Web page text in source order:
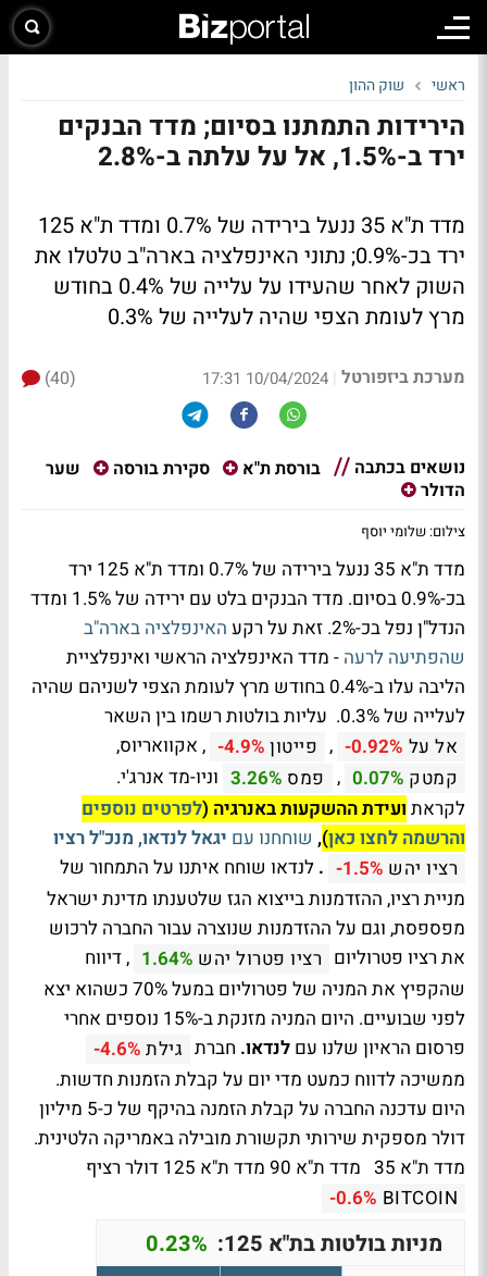
ראשי שוק ההון
הירידות התמתנו בסיום; מדד הבנקים
ירד ב-1.5%, אל על עלתה ב-2.8%
מדד ת"א 35 ננעל בירידה של 0.7% ומדד ת"א 125
ירד בכ-0.9%; נתוני האינפלציה בארה"ב טלטלו את
השוק לאחר שהעידו על עלייה של 0.4% בחודש
מרץ לעומת הצפי שהיה לעלייה של 0.3%
מערכת ביזפורטל |
10/04/2024 17:31
(40)
נושאים בכתבה בורסת ת"א סקירת בורסה
שער
הדולר
צילום: שלומי יוסף
מדד ת"א 35 ננעל בירידה של 0.7% ומדד ת"א 125 ירד
בכ-0.9% בסיום. מדד הבנקים בלט עם ירידה של 1.5% ומדד
הנדל"ן נפל בכ-2%. זאת על רקע
האינפלציה בארה"ב
שהפתיעה לרעה - מדד האינפלציה הראשי ואינפלציית
הליבה עלו ב-0.4% בחודש מרץ לעומת הצפי לשניהם שהיה
לעלייה של 0.3%. עליות בולטות רשמו בין השאר
אל על -0.92%
, פייטון -4.9% , אקוואריוס,
קמטק 0.07%
, פמס 3.26% וניו-מד אנרג'י.
לקראת ועידת ההשקעות באנרגיה (לפרטים נוספים
והרשמה לחצו כאן)
, שוחחנו עם יגאל לנדאו, מנכ"ל רציו
רציו יהש -1.5%
. לנדאו שוחח איתנו על התמחור של
מניית רציו, ההזדמנות בייצוא הגז שלטענתו מדינת ישראל
מפספסת, וגם על ההזדמנות שנוצרה עבור החברה לרכוש
את רציו פטרוליום רציו פטרול יהש 1.64% , דיווח
שהקפיץ את המניה של פטרוליום במעל 70% כשהוא יצא
לפני שבועיים. היום המניה מזנקת ב-15% נוספים אחרי
פרסום הראיון שלנו עם לנדאו. חברת גילת -4.6%
ממשיכה לדווח כמעט מדי יום על קבלת הזמנות חדשות.
היום עדכנה החברה על קבלת הזמנה בהיקף של כ-5 מיליון
דולר מספקית שירותי תקשורת מובילה באמריקה הלטינית.
מדד ת"א 35
מדד ת"א 90 מדד ת"א 125
דולר רציף
BITCOIN
-0.6%
מניות בולטות בת"א 125: 0.23%